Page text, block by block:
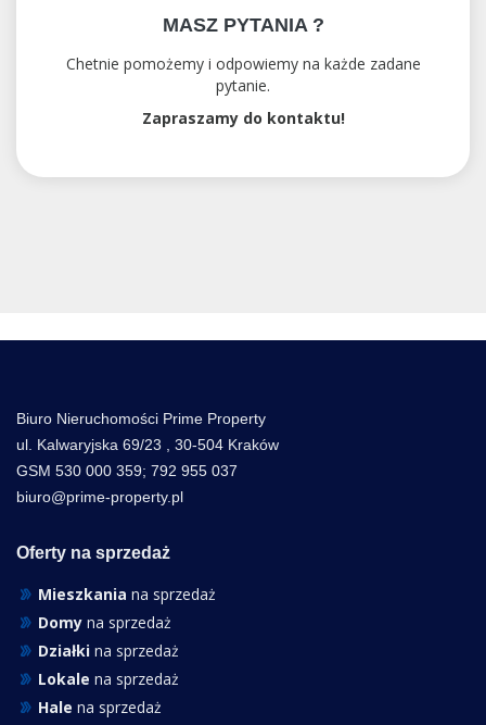
MASZ PYTANIA ?
Chetnie pomożemy i odpowiemy na każde zadane
pytanie.
Zapraszamy do kontaktu!
Biuro Nieruchomości Prime Property
ul. Kalwaryjska 69/23 , 30-504 Kraków
GSM 530 000 359; 792 955 037
biuro@prime-property.pl
Oferty na sprzedaż
Mieszkania na sprzedaż
Domy na sprzedaż
Działki na sprzedaż
Lokale na sprzedaż
Hale na sprzedaż